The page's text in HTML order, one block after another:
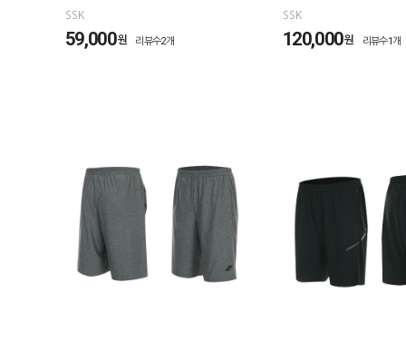
SSK
59,000원 리뷰수2개
SSK
120,000원 리뷰수1개